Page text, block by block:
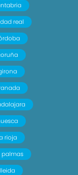
real
rioja
palmas